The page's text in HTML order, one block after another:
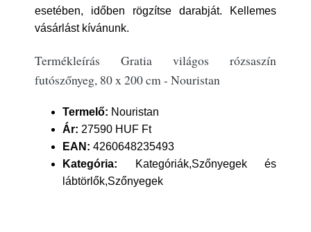
esetében, időben rögzítse darabját. Kellemes
vásárlást kívánunk.
Termékleírás Gratia világos rózsaszín
futószőnyeg, 80 x 200 cm - Nouristan
Termelő: Nouristan
Ár: 27590 HUF Ft
EAN: 4260648235493
Kategória: Kategóriák,Szőnyegek és
lábtörlők,Szőnyegek